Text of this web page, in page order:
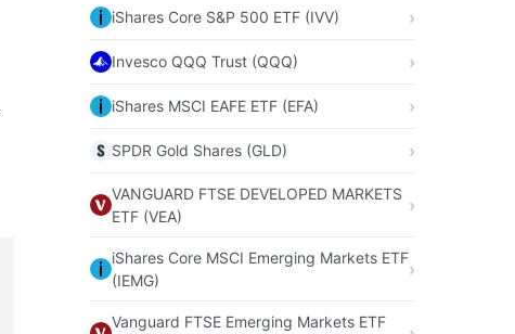
iShares Core S&P 500 ETF (IVV)
Invesco QQQ Trust (QQQ)
iShares MSCI EAFE ETF (EFA)
SPDR Gold Shares (GLD)
VANGUARD FTSE DEVELOPED MARKETS
ETF (VEA)
iShares Core MSCI Emerging Markets ETF
(IEMG)
Vanguard FTSE Emerging Markets ETF